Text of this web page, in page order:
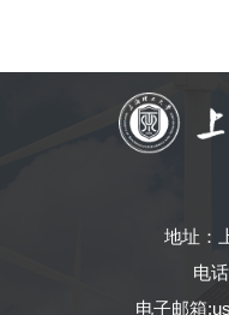
地址：
电
电子邮箱